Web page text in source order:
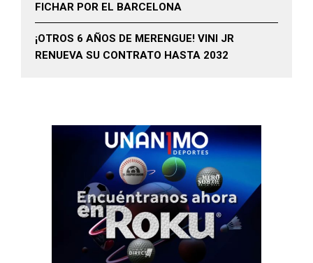
FICHAR POR EL BARCELONA
¡OTROS 6 AÑOS DE MERENGUE! VINI JR
RENUEVA SU CONTRATO HASTA 2032